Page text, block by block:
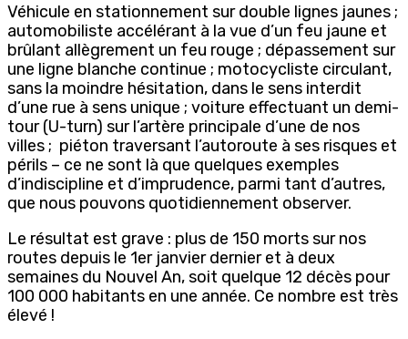
Véhicule en stationnement sur double lignes jaunes ;
automobiliste accélérant à la vue d’un feu jaune et
brûlant allègrement un feu rouge ; dépassement sur
une ligne blanche continue ; motocycliste circulant,
sans la moindre hésitation, dans le sens interdit
d’une rue à sens unique ; voiture effectuant un demi-
tour (U-turn) sur l’artère principale d’une de nos
villes ; piéton traversant l’autoroute à ses risques et
périls – ce ne sont là que quelques exemples
d’indiscipline et d’imprudence, parmi tant d’autres,
que nous pouvons quotidiennement observer.
Le résultat est grave : plus de 150 morts sur nos
routes depuis le 1er janvier dernier et à deux
semaines du Nouvel An, soit quelque 12 décès pour
100 000 habitants en une année. Ce nombre est très
élevé !